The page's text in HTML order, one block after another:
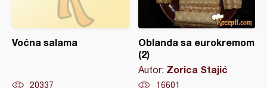
Voćna salama
20337
Oblanda sa eurokremom
(2)
Autor: Zorica Stajić
16601